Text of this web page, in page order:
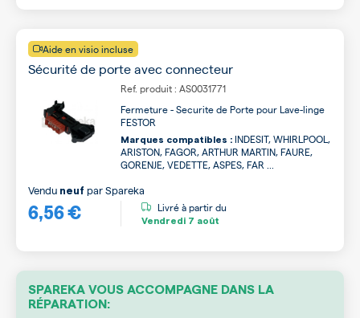
Aide en visio incluse
Sécurité de porte avec connecteur
Ref. produit : AS0031771
Fermeture - Securite de Porte pour Lave-linge
FESTOR
Marques compatibles : INDESIT, WHIRLPOOL,
ARISTON, FAGOR, ARTHUR MARTIN, FAURE,
GORENJE, VEDETTE, ASPES, FAR ...
6,56 €
Vendu neuf parSpareka
Livré à partir du
Vendredi 7 août
SPAREKA VOUS ACCOMPAGNE DANS LA
RÉPARATION: